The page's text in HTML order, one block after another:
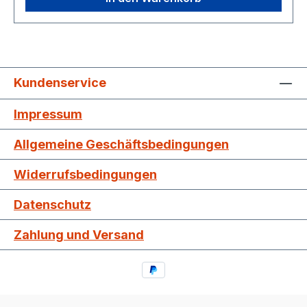
Kundenservice
Impressum
Allgemeine Geschäftsbedingungen
Widerrufsbedingungen
Datenschutz
Zahlung und Versand